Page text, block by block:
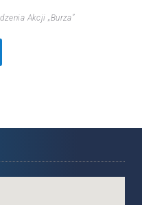
Akcji „Burza”